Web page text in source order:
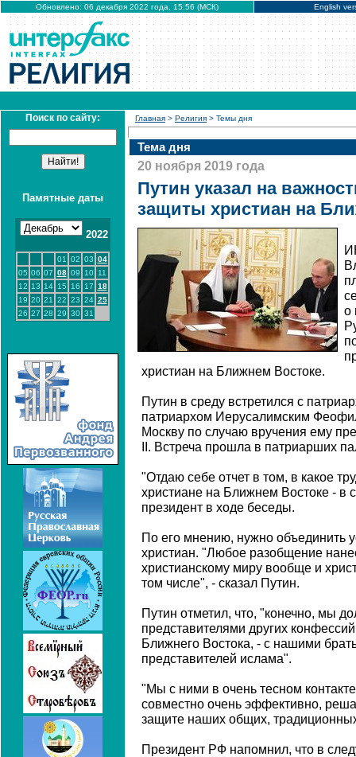
Обновлено: 06 декабря 2022 года, 15:56 (МСК) English
Поиск по сайту:
Памятные даты
2022
01 02 03 04
05 06 07 08 09 10
11
12 13 14 15 16 17 18
19 20 21 22 23 24 25
26 27 28 29 30 31
Главная > Религия > Темы дня
Тема дня
20 ноября 2019 года
Путин указал на
защиты христиан на
о
христиан на Ближнем Востоке.
Путин в среду встретился с
патриархом Иерусалимским
Москву по случаю вручения ему
II. Встреча прошла в патриарших
"Отдаю себе отчет в том, в какое
христиане на Ближнем Востоке - в
президент в ходе беседы.
По его мнению, нужно объединить
христиан. "Любое разобщение
христианскому миру вообще и
том числе", - сказал Путин.
Путин отметил, что, "конечно, мы
представителями других
Ближнего Востока, - с нашими
представителей ислама".
"Мы с ними в очень тесном
совместно очень эффективно,
защите наших общих,
Президент РФ напомнил, что в